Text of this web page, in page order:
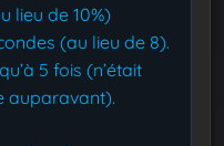
lieu de 10%)
(au lieu de 8).
5 fois (n’était
auparavant).